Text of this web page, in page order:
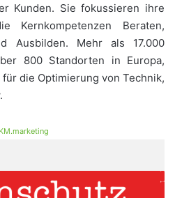
Kunden. Sie fokussieren ihre
Kernkompetenzen Beraten,
Ausbilden. Mehr als 17.000
800 Standorten in Europa,
die Optimierung von Technik,